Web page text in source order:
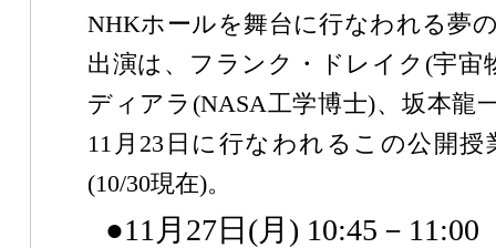
NHKホールを舞台に行なわれる夢
出演は、フランク・ドレイク(宇宙
ディアラ(NASA工学博士)、坂本龍
11月23日に行なわれるこの公開授
(10/30現在)。
●11月27日(月) 10:45－11:00